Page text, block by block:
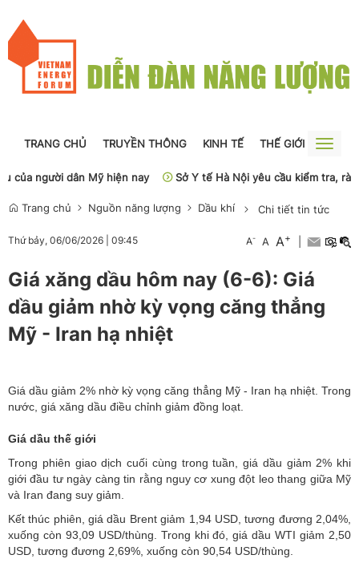
TRANG CHỦ TRUYỀN THÔNG KINH TẾ THẾ GIỚI
Toggle
người dân Mỹ hiện nay
Sở Y tế Hà Nội yêu cầu kiểm tra, rà
Trang chủ Nguồn năng lượng Dầu khí Chi tiết tin tức
Thứ bảy, 06/06/2026 09:45 A- A A+
Giá xăng dầu hôm nay (6-6): Giá
dầu giảm nhờ kỳ vọng căng thẳng
Mỹ - Iran hạ nhiệt
Giá dầu giảm 2% nhờ kỳ vọng căng thẳng Mỹ - Iran hạ nhiệt. Trong
nước, giá xăng dầu điều chỉnh giảm đồng loạt.
Giá dầu thế giới
Trong phiên giao dịch cuối cùng trong tuần, giá dầu giảm 2% khi
giới đầu tư ngày càng tin rằng nguy cơ xung đột leo thang giữa Mỹ
và Iran đang suy giảm.
Kết thúc phiên, giá dầu Brent giảm 1,94 USD, tương đương 2,04%,
xuống còn 93,09 USD/thùng. Trong khi đó, giá dầu WTI giảm 2,50
USD, tương đương 2,69%, xuống còn 90,54 USD/thùng.